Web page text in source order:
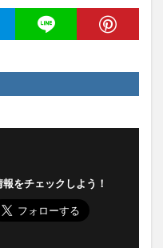
報をチェックしよう！